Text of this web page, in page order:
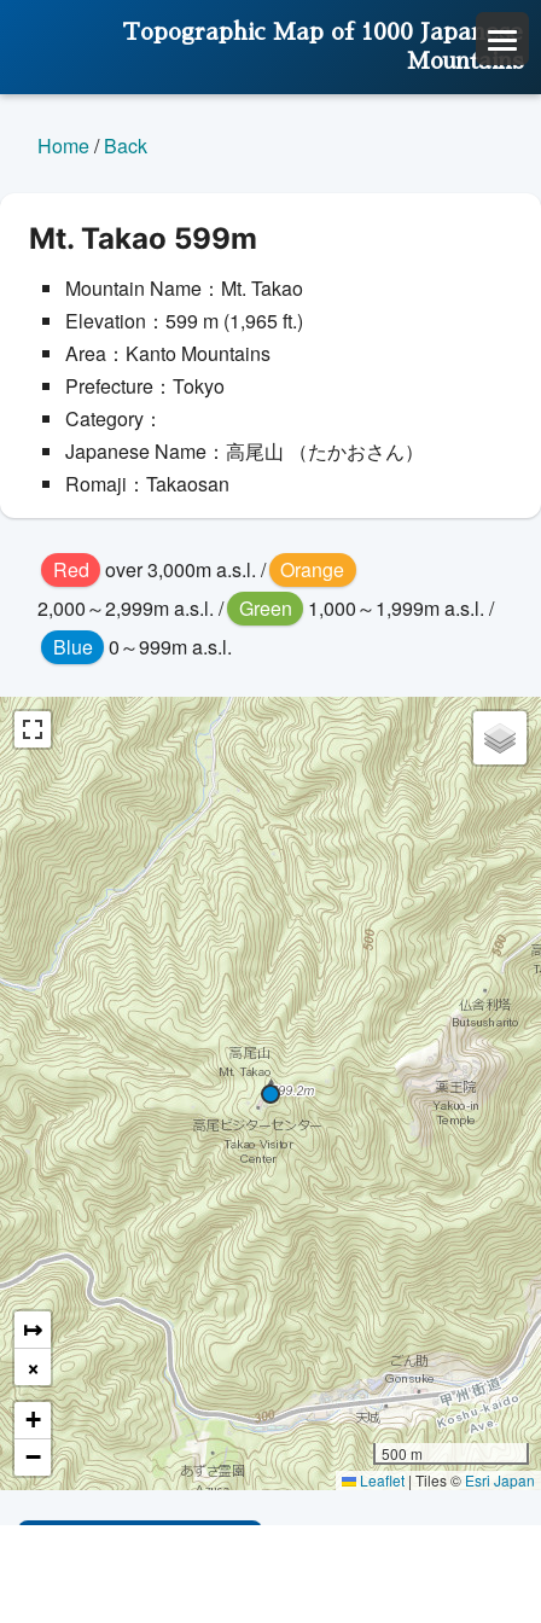
Topographic Map of 1000 Japanese
Mountains
Home/Back
Mt. Takao 599m
Mountain Name：Mt. Takao
Elevation：599 m (1,965 ft.)
Area：Kanto Mountains
Prefecture：Tokyo
Category：
Japanese Name：高尾山 （たかおさん）
Romaji：Takaosan
Red over 3,000m a.s.l. / Orange
2,000～2,999m a.s.l. / Green
1,000～1,999m a.s.l. /
Blue 0～999m a.s.l.
↦
×
+
−
500 m
Leaflet | Tiles © Esri Japan